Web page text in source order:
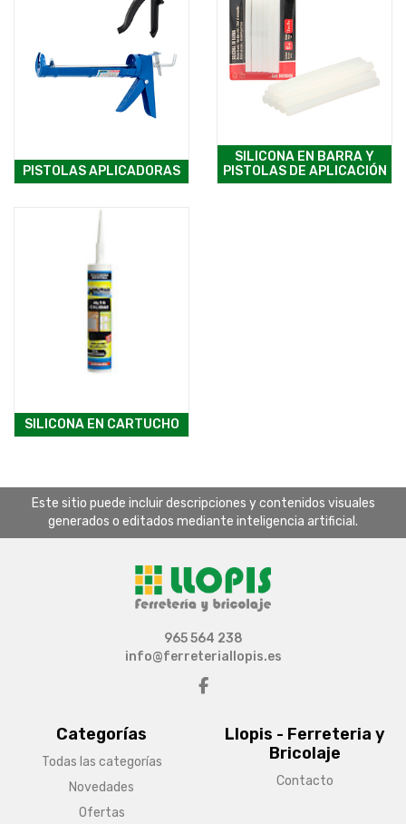
PISTOLAS APLICADORAS
SILICONA EN BARRA Y
PISTOLAS DE APLICACIÓN
SILICONA EN CARTUCHO
Este sitio puede incluir descripciones y contenidos visuales
generados o editados mediante inteligencia artificial.
Categorías
Todas las categorías
Novedades
Ofertas
Llopis - Ferreteria y
Bricolaje
Contacto
965 564 238
info@ferreteriallopis.es